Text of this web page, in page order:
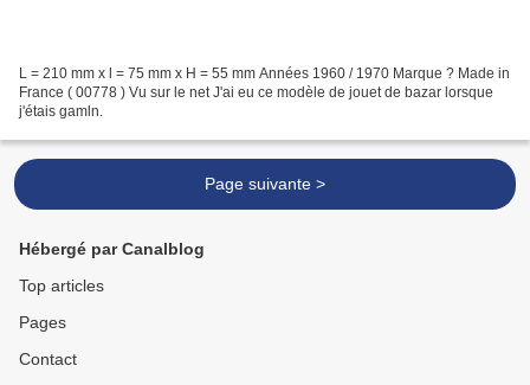
L = 210 mm x l = 75 mm x H = 55 mm Années 1960 / 1970 Marque ? Made in
France ( 00778 ) Vu sur le net J'ai eu ce modèle de jouet de bazar lorsque
j'étais gamln.
Page suivante >
Hébergé par Canalblog
Top articles
Pages
Contact